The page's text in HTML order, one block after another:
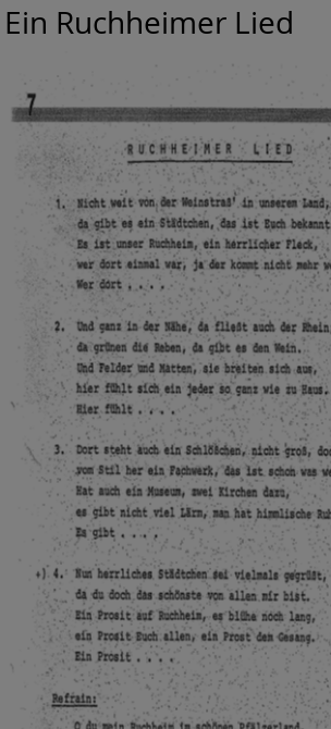
Ein Ruchheimer Lied